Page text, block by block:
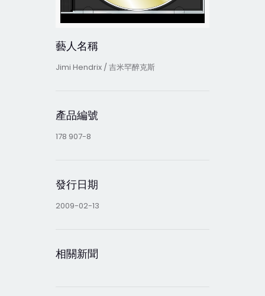
藝人名稱
Jimi Hendrix / 吉米罕醉克斯
產品編號
178 907-8
發行日期
2009-02-13
相關新聞